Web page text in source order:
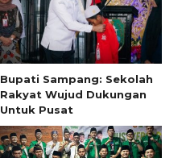
Bupati Sampang: Sekolah
Rakyat Wujud Dukungan
Untuk Pusat